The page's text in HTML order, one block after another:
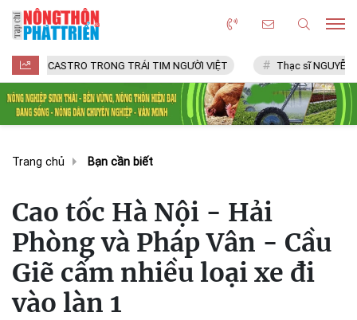
TRONG TRÁI TIM NGƯỜI VIỆT Thạc sĩ NGUYỄN VĂN CHÍ
Trang chủ Bạn cần biết
Cao tốc Hà Nội - Hải
Phòng và Pháp Vân - Cầu
Giẽ cấm nhiều loại xe đi
vào làn 1